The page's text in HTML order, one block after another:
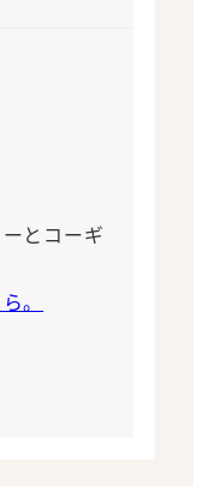
とコーギ
。